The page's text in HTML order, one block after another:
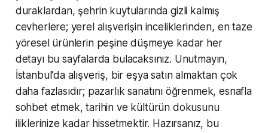
duraklardan, şehrin kuytularında gizli kalmış
cevherlere; yerel alışverişin inceliklerinden, en taze
yöresel ürünlerin peşine düşmeye kadar her
detayı bu sayfalarda bulacaksınız. Unutmayın,
İstanbul'da alışveriş, bir eşya satın almaktan çok
daha fazlasıdır; pazarlık sanatını öğrenmek, esnafla
sohbet etmek, tarihin ve kültürün dokusunu
iliklerinize kadar hissetmektir. Hazırsanız, bu